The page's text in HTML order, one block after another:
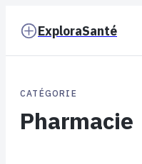
ExploraSanté
CATÉGORIE
Pharmacie